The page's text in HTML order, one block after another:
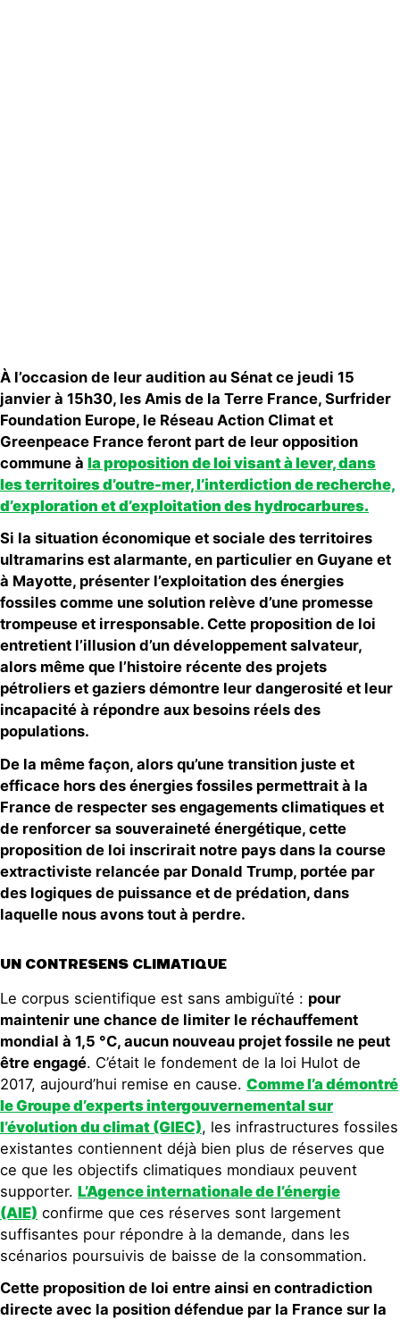
À l’occasion de leur audition au Sénat ce jeudi 15
janvier à 15h30, les Amis de la Terre France, Surfrider
Foundation Europe, le Réseau Action Climat et
Greenpeace France feront part de leur opposition
commune à la proposition de loi visant à lever, dans
les territoires d’outre-mer, l’interdiction de recherche,
d’exploration et d’exploitation des hydrocarbures.
Si la situation économique et sociale des territoires
ultramarins est alarmante, en particulier en Guyane et
à Mayotte, présenter l’exploitation des énergies
fossiles comme une solution relève d’une promesse
trompeuse et irresponsable. Cette proposition de loi
entretient l’illusion d’un développement salvateur,
alors même que l’histoire récente des projets
pétroliers et gaziers démontre leur dangerosité et leur
incapacité à répondre aux besoins réels des
populations.
De la même façon, alors qu’une transition juste et
efficace hors des énergies fossiles permettrait à la
France de respecter ses engagements climatiques et
de renforcer sa souveraineté énergétique, cette
proposition de loi inscrirait notre pays dans la course
extractiviste relancée par Donald Trump, portée par
des logiques de puissance et de prédation, dans
laquelle nous avons tout à perdre.
UN CONTRESENS CLIMATIQUE
Le corpus scientifique est sans ambiguïté : pour
maintenir une chance de limiter le réchauffement
mondial à 1,5 °C, aucun nouveau projet fossile ne peut
être engagé. C’était le fondement de la loi Hulot de
2017, aujourd’hui remise en cause. Comme l’a démontré
le Groupe d’experts intergouvernemental sur
l’évolution du climat (GIEC), les infrastructures fossiles
existantes contiennent déjà bien plus de réserves que
ce que les objectifs climatiques mondiaux peuvent
supporter. L’Agence internationale de l’énergie
(AIE) confirme que ces réserves sont largement
suffisantes pour répondre à la demande, dans les
scénarios poursuivis de baisse de la consommation.
Cette proposition de loi entre ainsi en contradiction
directe avec la position défendue par la France sur la